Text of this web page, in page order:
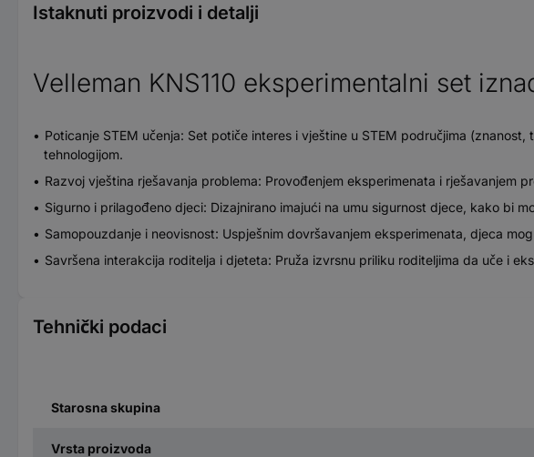
Istaknuti proizvodi i detalji
Velleman KNS110 eksperimentalni set
Poticanje STEM učenja: Set potiče interes i vještine u STEM područjima
tehnologijom.
Razvoj vještina rješavanja problema: Provođenjem eksperimenata i rješavanjem
Sigurno i prilagođeno djeci: Dizajnirano imajući na umu sigurnost djece, kako bi
Samopouzdanje i neovisnost: Uspješnim dovršavanjem eksperimenata, djeca
Savršena interakcija roditelja i djeteta: Pruža izvrsnu priliku roditeljima da uče i
Tehnički podaci
Starosna skupina
Vrsta proizvoda